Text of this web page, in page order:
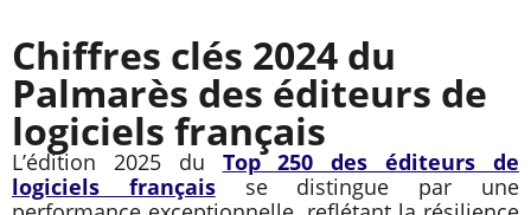
Chiffres clés 2024 du
Palmarès des éditeurs de
logiciels français
L’édition 2025 du Top 250 des éditeurs de
logiciels françaisse distingue par une